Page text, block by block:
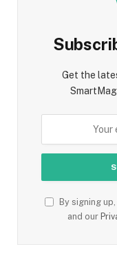
Get the
By signing
and our